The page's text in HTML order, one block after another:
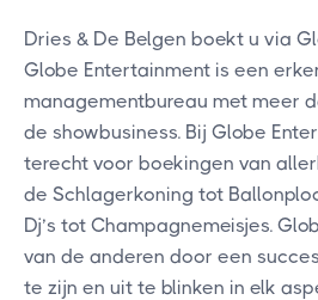
Dries & De Belgen boekt u via
Globe Entertainment is een
managementbureau met meer
de showbusiness. Bij Globe
terecht voor boekingen van
de Schlagerkoning tot
Dj’s tot Champagnemeisjes.
van de anderen door een
te zijn en uit te blinken in elk